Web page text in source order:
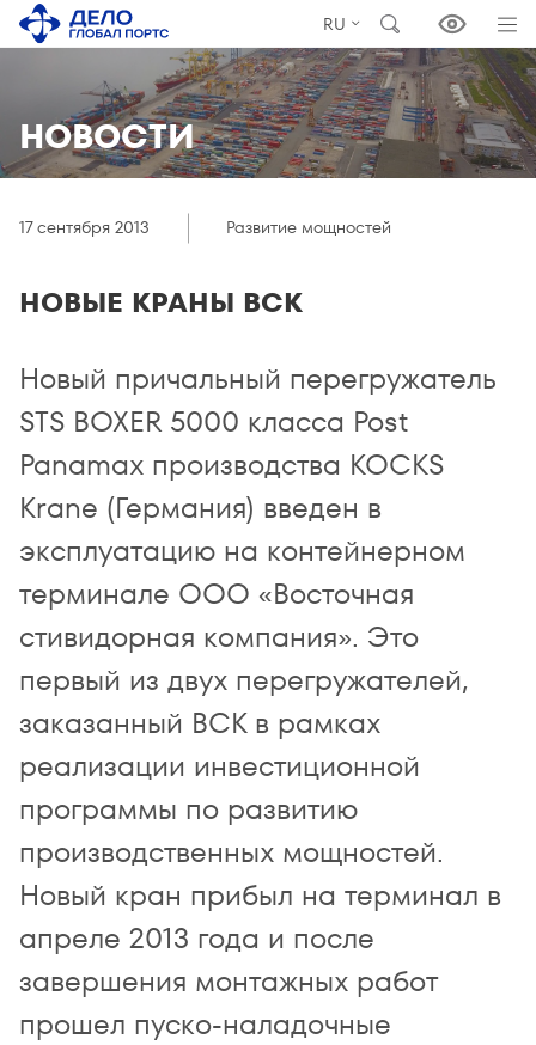
RU
НОВОСТИ
17 сентября 2013 Развитие мощностей
НОВЫЕ КРАНЫ ВСК
Новый причальный перегружатель
STS BOXER 5000 класса Post
Panamax производства KOCKS
Krane (Германия) введен в
эксплуатацию на контейнерном
терминале ООО «Восточная
стивидорная компания». Это
первый из двух перегружателей,
заказанный ВСК в рамках
реализации инвестиционной
программы по развитию
производственных мощностей.
Новый кран прибыл на терминал в
апреле 2013 года и после
завершения монтажных работ
прошел пуско-наладочные